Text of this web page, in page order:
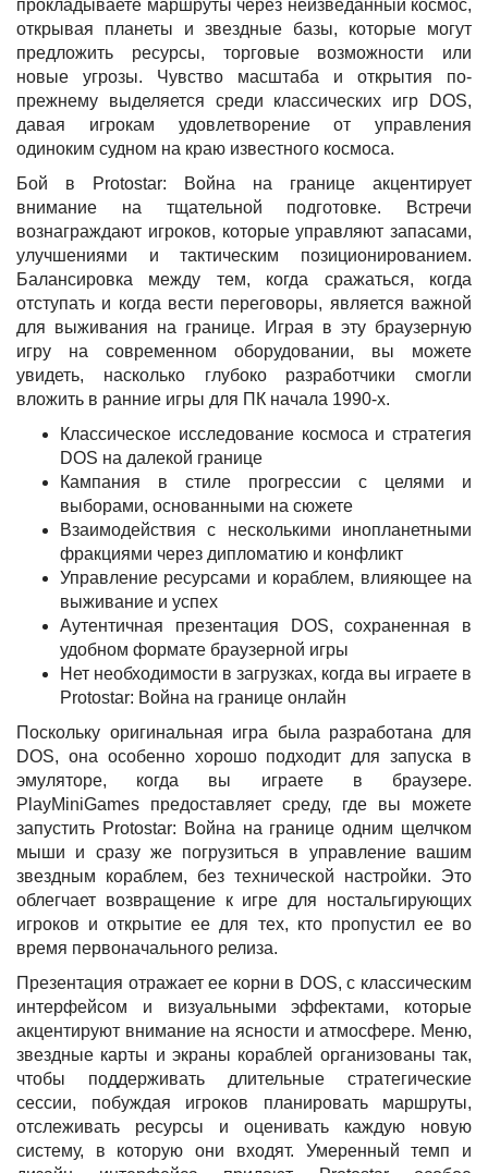
прокладываете маршруты через неизведанный космос,
открывая планеты и звездные базы, которые могут
предложить ресурсы, торговые возможности или
новые угрозы. Чувство масштаба и открытия по-
прежнему выделяется среди классических игр DOS,
давая игрокам удовлетворение от управления
одиноким судном на краю известного космоса.
Бой в Protostar: Война на границе акцентирует
внимание на тщательной подготовке. Встречи
вознаграждают игроков, которые управляют запасами,
улучшениями и тактическим позиционированием.
Балансировка между тем, когда сражаться, когда
отступать и когда вести переговоры, является важной
для выживания на границе. Играя в эту браузерную
игру на современном оборудовании, вы можете
увидеть, насколько глубоко разработчики смогли
вложить в ранние игры для ПК начала 1990-х.
Классическое исследование космоса и стратегия
DOS на далекой границе
Кампания в стиле прогрессии с целями и
выборами, основанными на сюжете
Взаимодействия с несколькими инопланетными
фракциями через дипломатию и конфликт
Управление ресурсами и кораблем, влияющее на
выживание и успех
Аутентичная презентация DOS, сохраненная в
удобном формате браузерной игры
Нет необходимости в загрузках, когда вы играете в
Protostar: Война на границе онлайн
Поскольку оригинальная игра была разработана для
DOS, она особенно хорошо подходит для запуска в
эмуляторе, когда вы играете в браузере.
PlayMiniGames предоставляет среду, где вы можете
запустить Protostar: Война на границе одним щелчком
мыши и сразу же погрузиться в управление вашим
звездным кораблем, без технической настройки. Это
облегчает возвращение к игре для ностальгирующих
игроков и открытие ее для тех, кто пропустил ее во
время первоначального релиза.
Презентация отражает ее корни в DOS, с классическим
интерфейсом и визуальными эффектами, которые
акцентируют внимание на ясности и атмосфере. Меню,
звездные карты и экраны кораблей организованы так,
чтобы поддерживать длительные стратегические
сессии, побуждая игроков планировать маршруты,
отслеживать ресурсы и оценивать каждую новую
систему, в которую они входят. Умеренный темп и